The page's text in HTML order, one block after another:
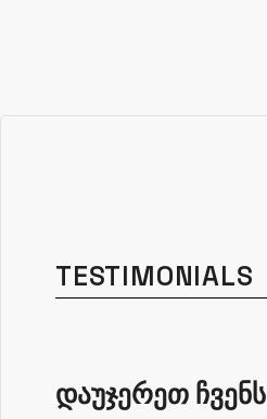
TESTIMONIALS
დაუჯერეთ ჩვენს